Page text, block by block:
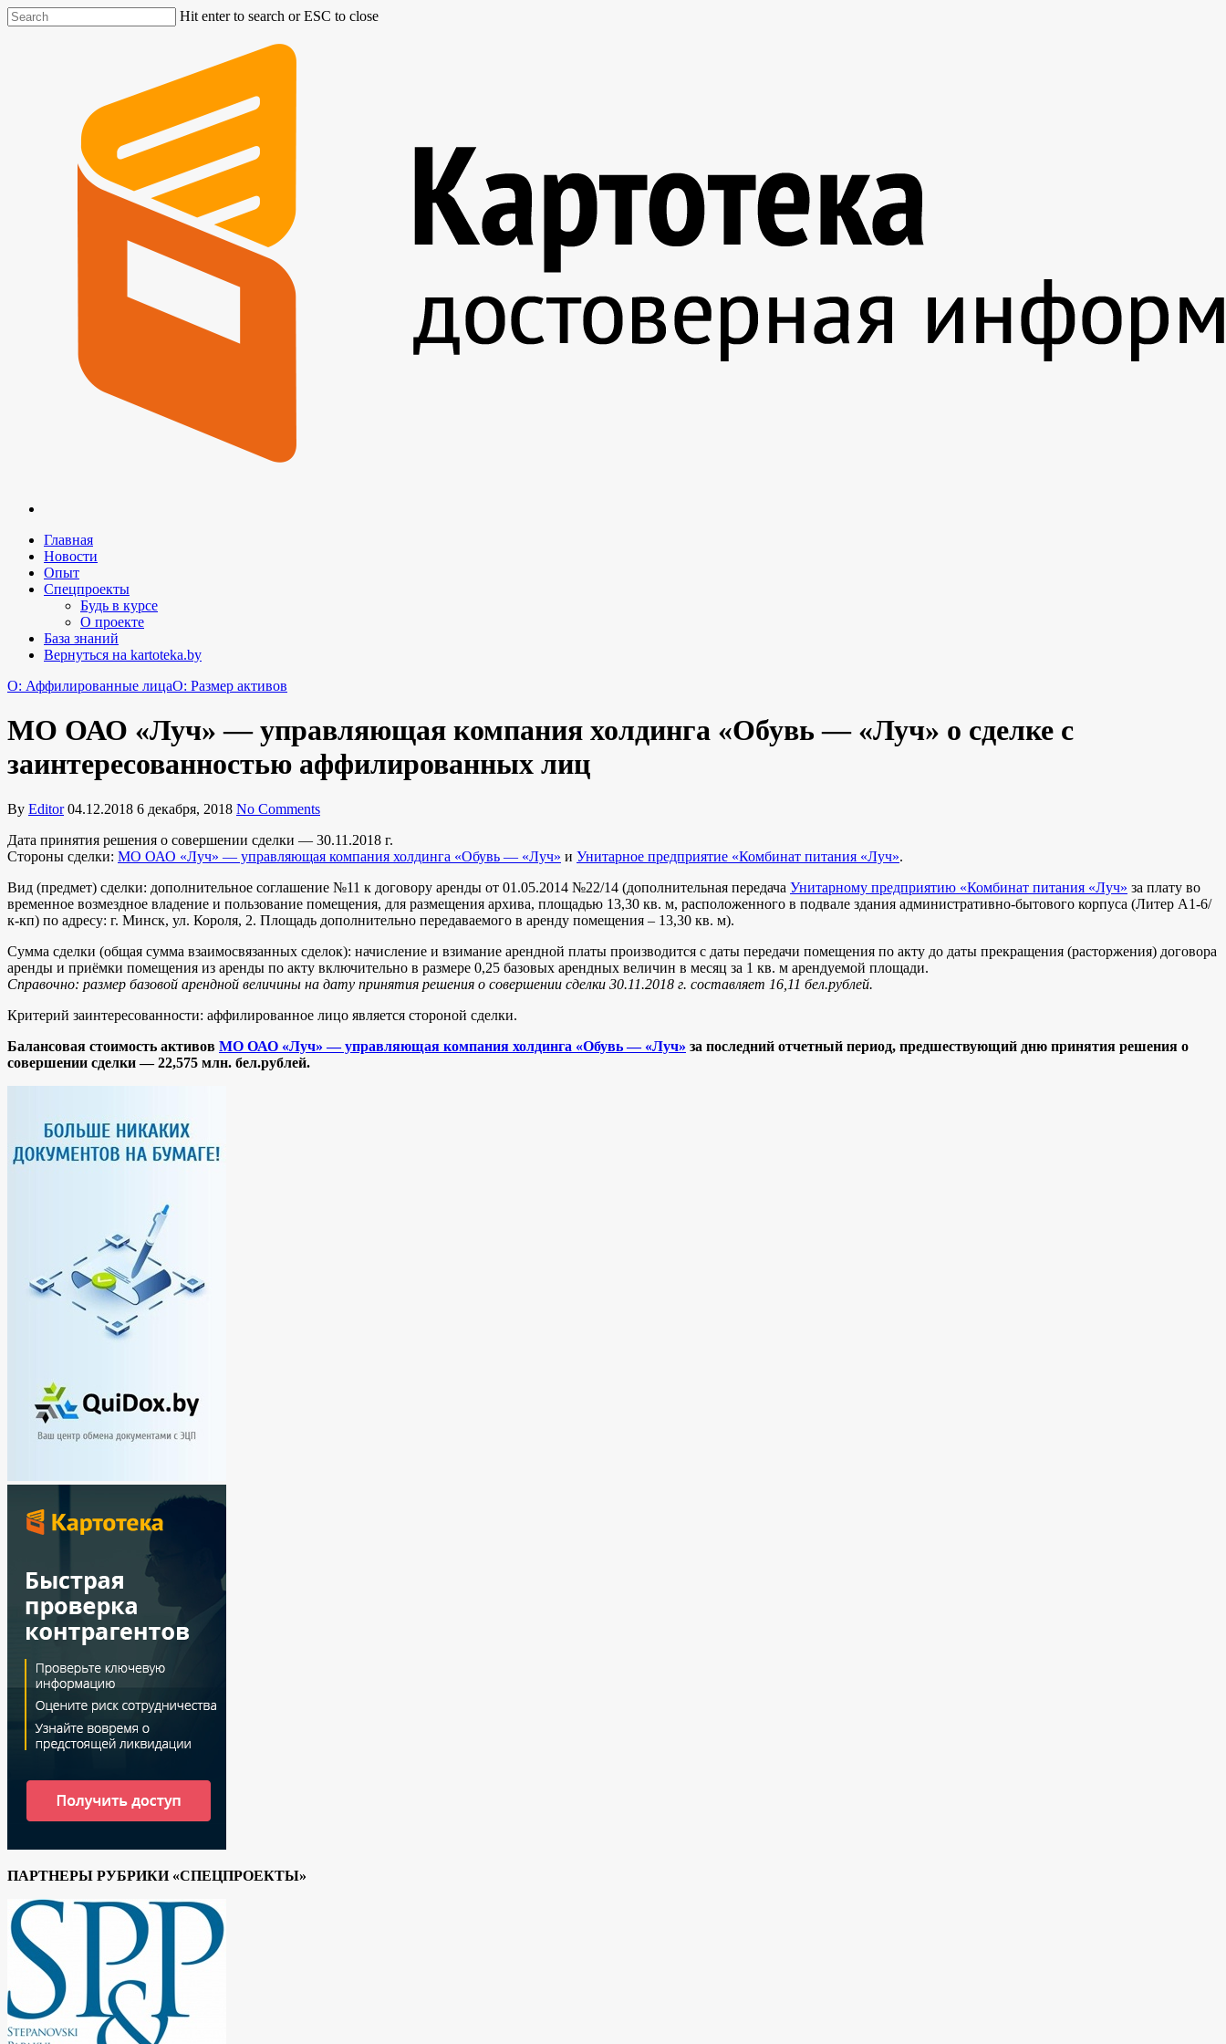
Hit enter to search or ESC to close
Главная
Новости
Опыт
Спецпроекты
Будь в курсе
О проекте
База знаний
Вернуться на kartoteka.by
O: Аффилированные лицаO: Размер активов
МО ОАО «Луч» — управляющая компания холдинга «Обувь — «Луч» о сделке с
заинтересованностью аффилированных лиц
By Editor 04.12.2018 6 декабря, 2018 No Comments
Дата принятия решения о совершении сделки — 30.11.2018 г.
Стороны сделки: МО ОАО «Луч» — управляющая компания холдинга «Обувь — «Луч» и Унитарное предприятие «Комбинат питания «Луч».
Вид (предмет) сделки: дополнительное соглашение №11 к договору аренды от 01.05.2014 №22/14 (дополнительная передача Унитарному предприятию «Комбинат питания «Луч» за плату во
временное возмездное владение и пользование помещения, для размещения архива, площадью 13,30 кв. м, расположенного в подвале здания административно-бытового корпуса (Литер А1-6/
к-кп) по адресу: г. Минск, ул. Короля, 2. Площадь дополнительно передаваемого в аренду помещения – 13,30 кв. м).
Сумма сделки (общая сумма взаимосвязанных сделок): начисление и взимание арендной платы производится с даты передачи помещения по акту до даты прекращения (расторжения) договора
аренды и приёмки помещения из аренды по акту включительно в размере 0,25 базовых арендных величин в месяц за 1 кв. м арендуемой площади.
Справочно: размер базовой арендной величины на дату принятия решения о совершении сделки 30.11.2018 г. составляет 16,11 бел.рублей.
Критерий заинтересованности: аффилированное лицо является стороной сделки.
Балансовая стоимость активов МО ОАО «Луч» — управляющая компания холдинга «Обувь — «Луч» за последний отчетный период, предшествующий дню принятия решения о
совершении сделки —22,575 млн. бел.рублей.
ПАРТНЕРЫ РУБРИКИ «СПЕЦПРОЕКТЫ»